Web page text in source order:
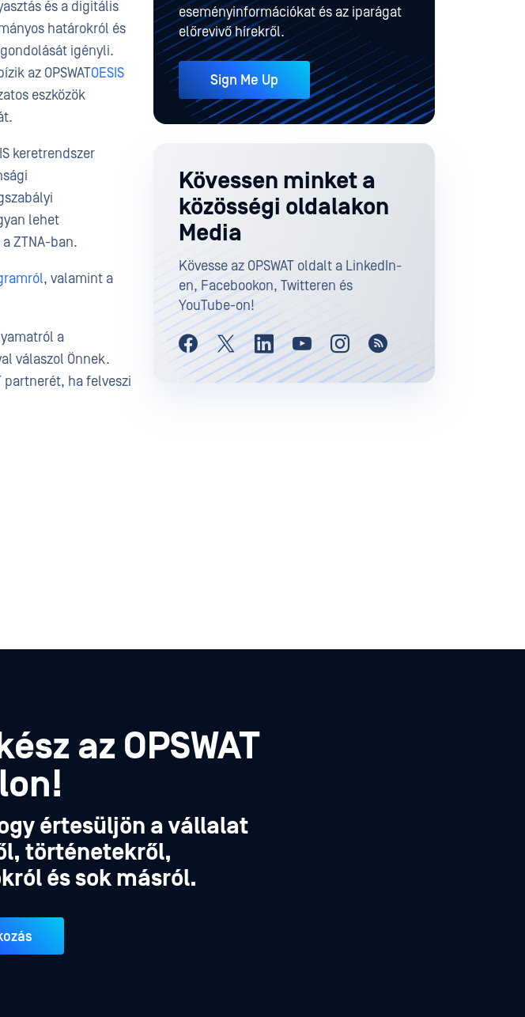
és a digitális
határokról és
igényli.
az OPSWATOESIS
eszközök
keretrendszer
lehet
ZTNA-ban.
, valamint a
a
válaszol Önnek.
partnerét, ha felveszi
eseményinformációkat és az iparágat
előrevivő hírekről.
Sign Me Up
Kövessen minket a
közösségi oldalakon
Media
Kövesse az OPSWAT oldalt a LinkedIn-
en, Facebookon, Twitteren és
YouTube-on!
az OPSWAT
értesüljön a vállalat
történetekről,
és sok másról.